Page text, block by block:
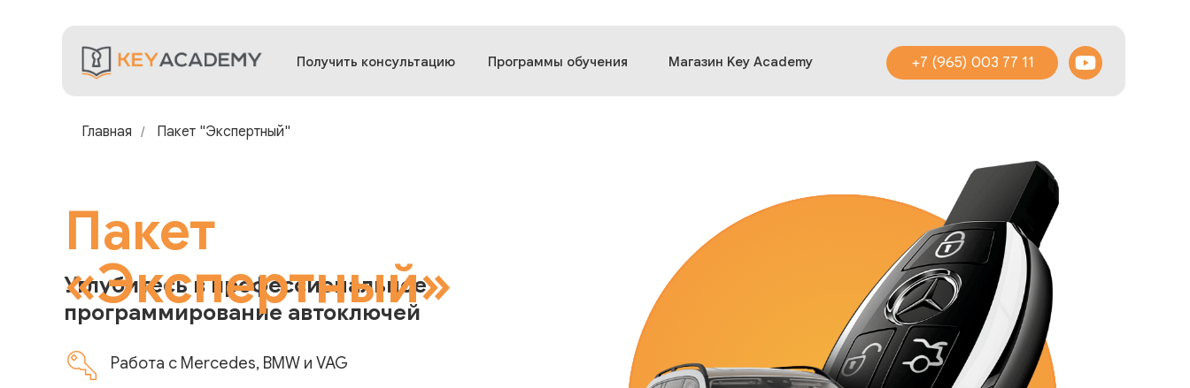
Программы обучения Магазин Key Academy
Получить консультацию +7 (965) 003 77 11
Главная / Пакет "Экспертный"
Углубитесь в профессиональное
программирование автоключей
Пакет
«Экспертный»
Работа с Mercedes, BMW и VAG